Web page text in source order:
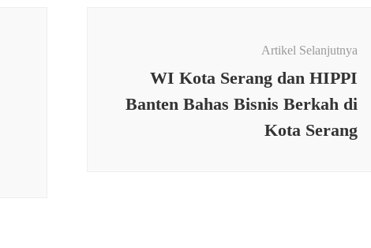
Artikel Selanjutnya
WI Kota Serang dan HIPPI
Banten Bahas Bisnis Berkah di
Kota Serang